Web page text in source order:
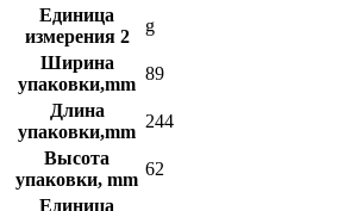
Единица
измерения 2
g
Ширина
упаковки,mm
89
Длина
упаковки,mm
244
Высота
упаковки, mm
62
Единица